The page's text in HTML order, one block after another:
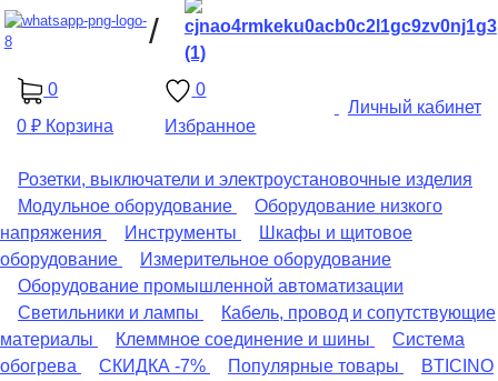
/
0
0 ₽ Корзина
Личный кабинет
0
Избранное
Розетки, выключатели и электроустановочные изделия
Модульное оборудование
Оборудование низкого
напряжения
Инструменты
Шкафы и щитовое
оборудование
Измерительное оборудование
Оборудование промышленной автоматизации
Светильники и лампы
Кабель, провод и сопутствующие
материалы
Клеммное соединение и шины
Система
обогрева
СКИДКА -7% Популярные товары
BTICINO